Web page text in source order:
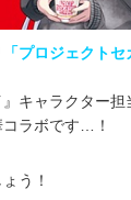
「プロジェクトセ
キャラクター
ラボです…！
う！